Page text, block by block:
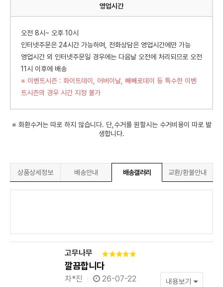
영업시간
오전 8시~ 오후 10시
인터넷주문은 24시간 가능하며, 전화상담은 영업시간에만 가능
영업시간 외 인터넷주문일 경우에는 다음날 오전에 처리되므로 오전
11시 이후에 배송
※ 이벤트시즌 : 화이트데이, 어버이날, 빼빼로데이 등 특수한 이벤
트시즌의 경우 시간 지정 불가
※ 화환수거는 따로 하지 않습니다. 단,수거를 원할시는 수거비용이 따로 발
생합니다.
상품상세정보 배송안내 배송갤러리 교환/환불안내
고무나무
깔끔합니다
차*진 26-07-22 내용보기